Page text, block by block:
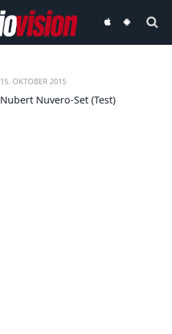
audiovisionaudiovision
15. OKTOBER 2015
Nubert Nuvero-Set (Test)